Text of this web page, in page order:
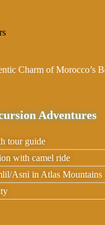
Charm of Morocco’s
Adventures
tour guide
with camel ride
Asni in Atlas Mountains